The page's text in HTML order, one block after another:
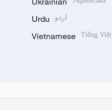
Urdu اردو
Vietnamese Tiếng Việt